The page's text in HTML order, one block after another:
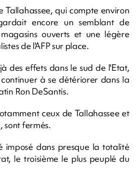
Tallahassee, qui compte environ
encore un semblant de
ouverts et une légère
de l'AFP sur place.
des effets dans le sud de l'Etat,
à se détériorer dans la
Ron DeSantis.
ceux de Tallahassee et
sont fermés.
imposé dans presque la totalité
le troisième le plus peuplé du